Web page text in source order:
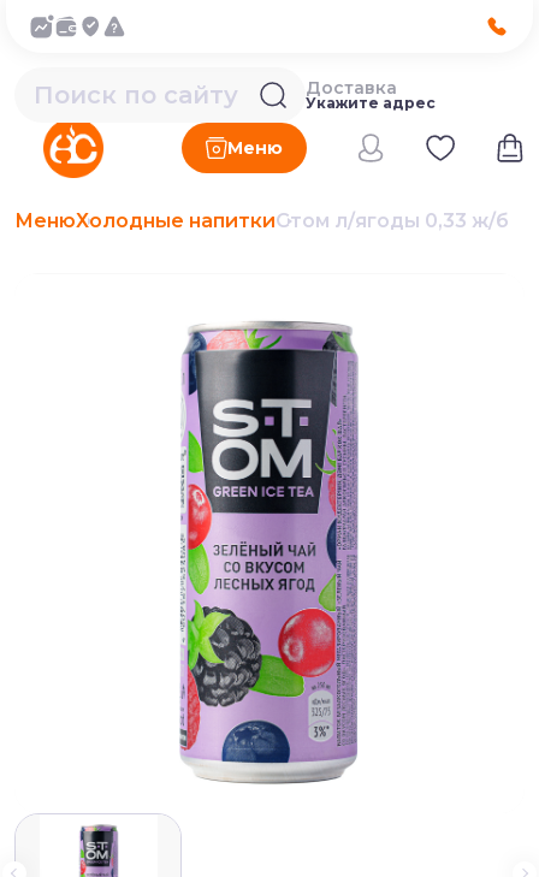
Меню
Доставка
Укажите адрес
МенюХолодные напиткиСтом л/ягоды 0,33 ж/б